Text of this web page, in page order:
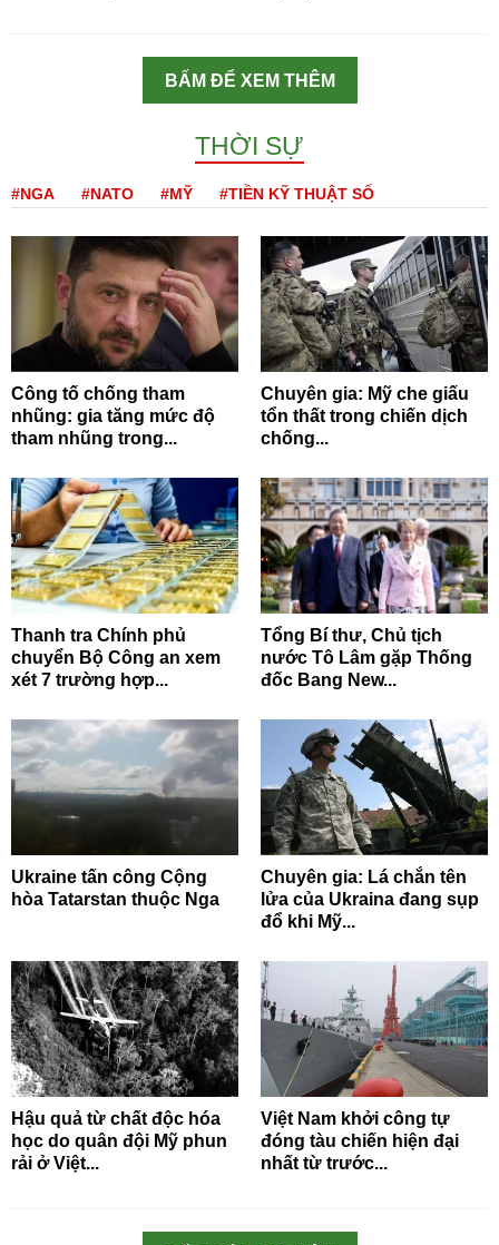
BẤM ĐỂ XEM THÊM
THỜI SỰ
#NGA #NATO #MỸ #TIỀN KỸ THUẬT SỐ
Công tố chống tham
nhũng: gia tăng mức độ
tham nhũng trong...
Chuyên gia: Mỹ che giấu
tổn thất trong chiến dịch
chống...
Thanh tra Chính phủ
chuyển Bộ Công an xem
xét 7 trường hợp...
Tổng Bí thư, Chủ tịch
nước Tô Lâm gặp Thống
đốc Bang New...
Ukraine tấn công Cộng
hòa Tatarstan thuộc Nga
Chuyên gia: Lá chắn tên
lửa của Ukraina đang sụp
đổ khi Mỹ...
Hậu quả từ chất độc hóa
học do quân đội Mỹ phun
rải ở Việt...
Việt Nam khởi công tự
đóng tàu chiến hiện đại
nhất từ trước...